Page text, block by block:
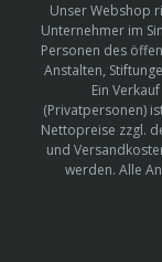
Unser Webshop
Unternehmer im
Personen des
Anstalten,
Ein
(Privatpersonen)
Nettopreise zzgl.
und
werden. Alle